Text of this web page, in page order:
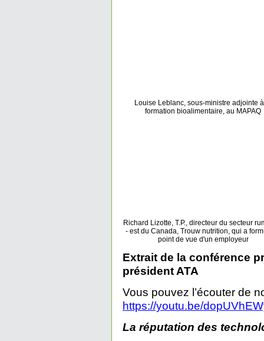
Louise Leblanc, sous-ministre adjointe
formation bioalimentaire, au MAPAQ
Richard Lizotte, T.P., directeur du secteur
- est du Canada, Trouw nutrition, qui a
point de vue d'un employeur
Extrait de la conférence
président ATA
Vous pouvez l’écouter de
https://youtu.be/
La réputation des